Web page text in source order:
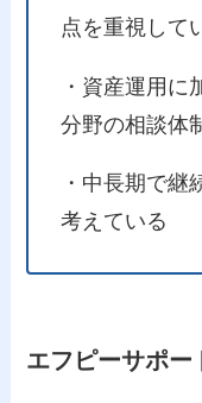
点を重視して
・資産運用に
分野の相談体
・中長期で継
考えている
エフピーサポー